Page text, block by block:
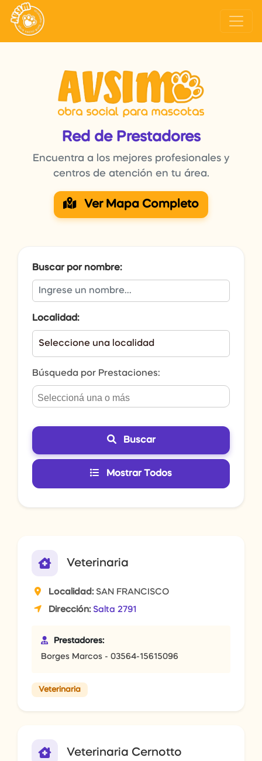
Red de Prestadores
Encuentra a los mejores profesionales y
centros de atención en tu área.
Ver Mapa Completo
Buscar por nombre:
Localidad:
Búsqueda por Prestaciones:
Buscar
Mostrar Todos
Veterinaria
Localidad:SAN FRANCISCO
Dirección: Salta 2791
Prestadores:
Borges Marcos - 03564-15615096
Veterinaria
Veterinaria Cernotto